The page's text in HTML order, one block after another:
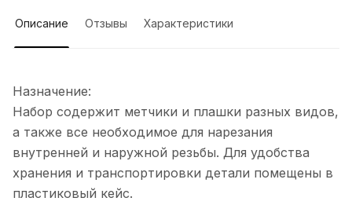
Описание Отзывы Характеристики
Назначение:
Набор содержит метчики и плашки разных видов,
а также все необходимое для нарезания
внутренней и наружной резьбы. Для удобства
хранения и транспортировки детали помещены в
пластиковый кейс.